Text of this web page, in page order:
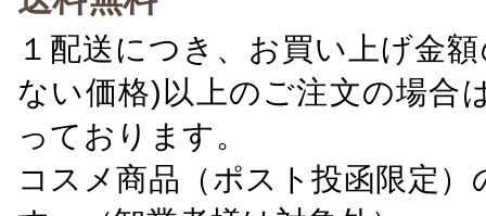
１配送につき、お買い上げ金
ない価格)以上のご注文の場合
っております。
コスメ商品（ポスト投函限定